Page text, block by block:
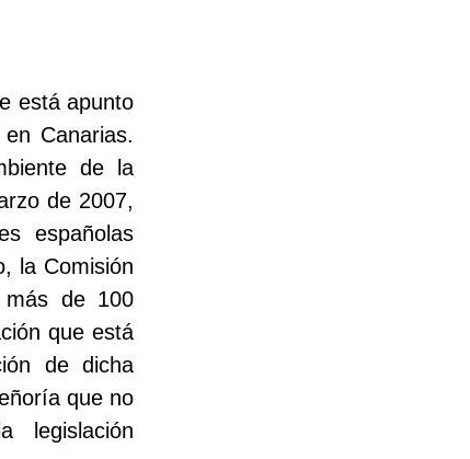
está apunto
Canarias.
de la
de 2007,
españolas
la Comisión
más de 100
que está
de dicha
que no
legislación